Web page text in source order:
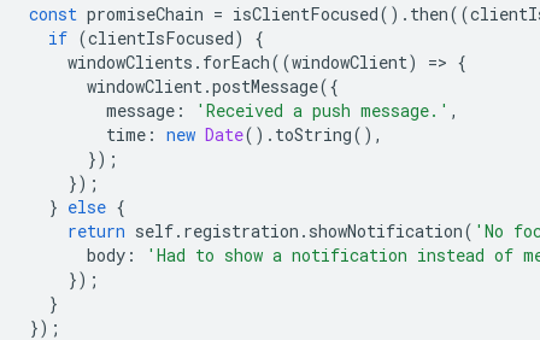
const promiseChain = isClientFocused(). then((
if (clientIsFocused)
{
windowClients . forEach((windowClient) => {
windowClient.postMessage({
message : 'Received a push message.' ,
time : new Date(). toString(),
});
});
} else {
return self. registration . showNotification( 'No
body :
'Had to show a notification instead of
});
}
});